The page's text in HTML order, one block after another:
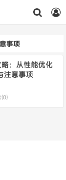
事项
：从性能优化
注意事项
(0)